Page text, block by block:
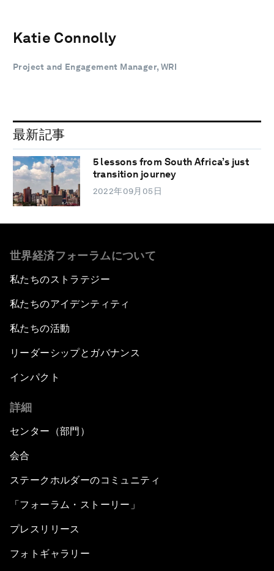
Katie Connolly
Project and Engagement Manager, WRI
最新記事
5 lessons from South Africa’s just
transition journey
2022年09月05日
世界経済フォーラムについて
私たちのストラテジー
私たちのアイデンティティ
私たちの活動
リーダーシップとガバナンス
インパクト
詳細
センター（部門）
会合
ステークホルダーのコミュニティ
「フォーラム・ストーリー」
プレスリリース
フォトギャラリー